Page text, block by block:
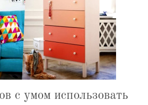
с умом использовать